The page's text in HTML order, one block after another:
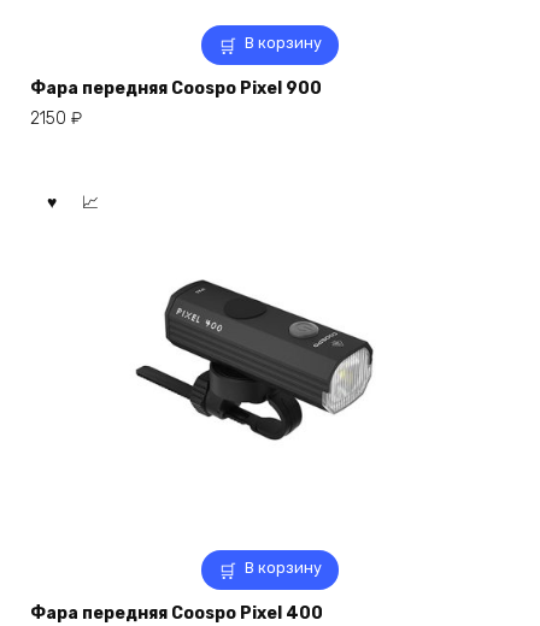
В корзину
Фара передняя Coospo Pixel 900
2150 ₽
В корзину
Фара передняя Coospo Pixel 400